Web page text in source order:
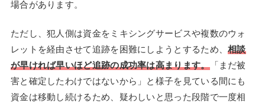
場合があります。
ただし、犯人側は資金をミキシングサービスや複数のウォ
レットを経由させて追跡を困難にしようとするため、相談
が早ければ早いほど追跡の成功率は高まります。「まだ被
害と確定したわけではないから」と様子を見ている間にも
資金は移動し続けるため、疑わしいと思った段階で一度相